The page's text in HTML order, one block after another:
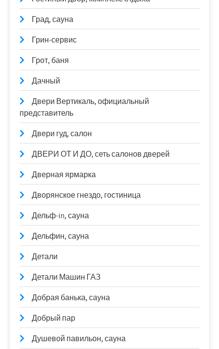
Град, сауна
Грин-сервис
Грот, баня
Дачный
Двери Вертикаль, официальный
представитель
Двери гуд, салон
ДВЕРИ ОТ И ДО, сеть салонов дверей
Дверная ярмарка
Дворянское гнездо, гостиница
Дельф-in, сауна
Дельфин, сауна
Детали
Детали Машин ГАЗ
Добрая банька, сауна
Добрый пар
Душевой павильон, сауна